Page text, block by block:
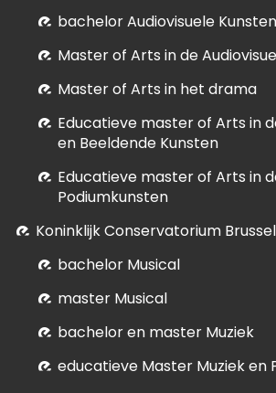
bachelor Audiovisuele Kunsten
Master of Arts in de
Master of Arts in het drama
Educatieve master of Arts in
en Beeldende Kunsten
Educatieve master of Arts in
Podiumkunsten
Koninklijk Conservatorium Brussel
bachelor Musical
master Musical
bachelor en master Muziek
educatieve Master Muziek en